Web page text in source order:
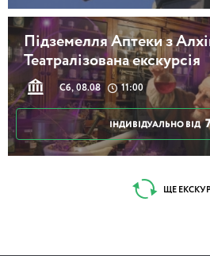
Підземелля Аптеки з
Театралізована екскурсія
Сб, 08.08 11:00
ІНДИВІДУАЛЬНО ВІД
ЩЕ